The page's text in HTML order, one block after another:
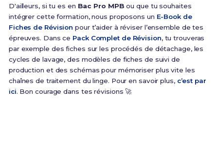
D'ailleurs, si tu es en Bac Pro MPB ou que tu souhaites
intégrer cette formation, nous proposons un E-Book de
Fiches de Révision pour t’aider à réviser l’ensemble de tes
épreuves. Dans ce Pack Complet de Révision, tu trouveras
par exemple des fiches sur les procédés de détachage, les
cycles de lavage, des modèles de fiches de suivi de
production et des schémas pour mémoriser plus vite les
chaînes de traitement du linge. Pour en savoir plus, c’est par
ici. Bon courage dans tes révisions 🚀